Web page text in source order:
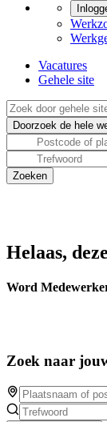
Vacatures
Gehele site
Helaas,
Word
Zoek naar